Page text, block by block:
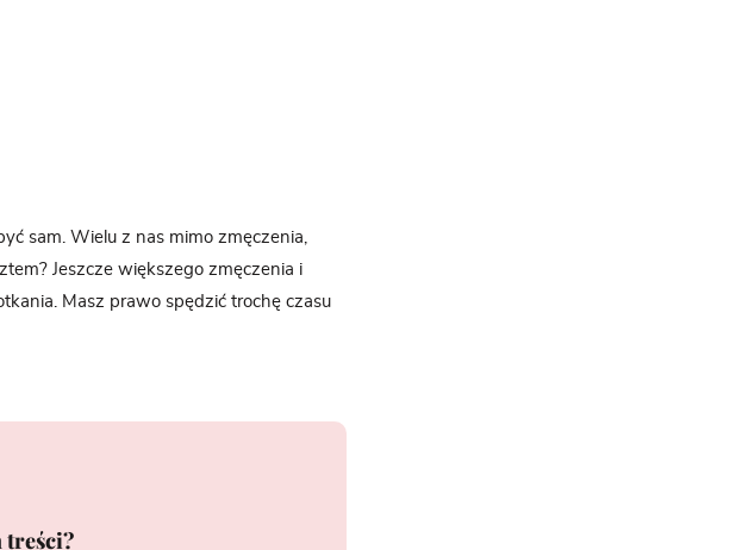
sam. Wielu z nas mimo zmęczenia,
Jeszcze większego zmęczenia i
Masz prawo spędzić trochę czasu
treści?